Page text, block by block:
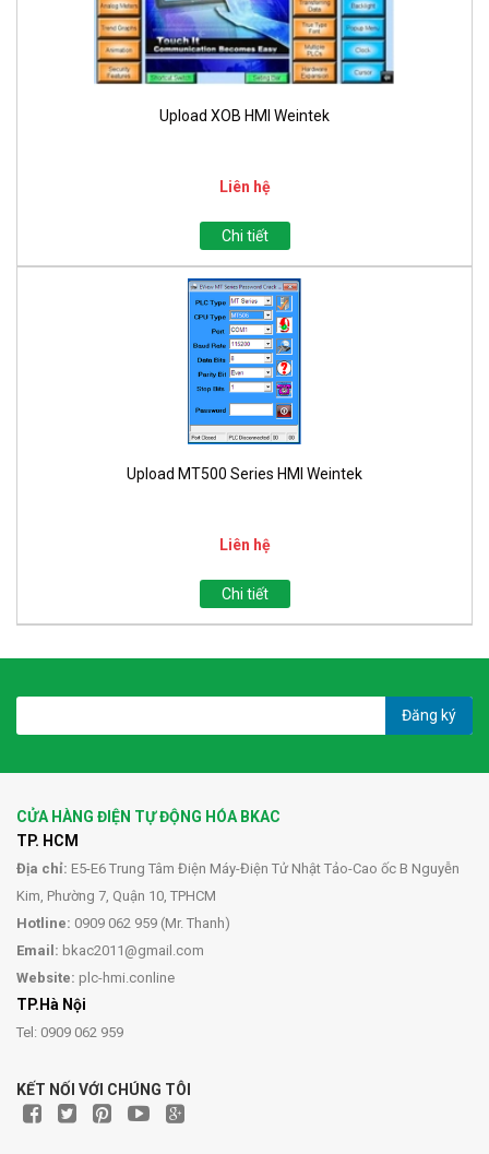
Upload XOB HMI Weintek
Liên hệ
Chi tiết
Upload MT500 Series HMI Weintek
Liên hệ
Chi tiết
Đăng ký
CỬA HÀNG ĐIỆN TỰ ĐỘNG HÓA BKAC
TP. HCM
Địa chỉ: E5-E6 Trung Tâm Điện Máy-Điện Tử Nhật Tảo-Cao ốc B Nguyễn
Kim, Phường 7, Quận 10, TPHCM
Hotline: 0909 062 959 (Mr. Thanh)
Email: bkac2011@gmail.com
Website: plc-hmi.conline
TP.Hà Nội
Tel: 0909 062 959
KẾT NỐI VỚI CHÚNG TÔI